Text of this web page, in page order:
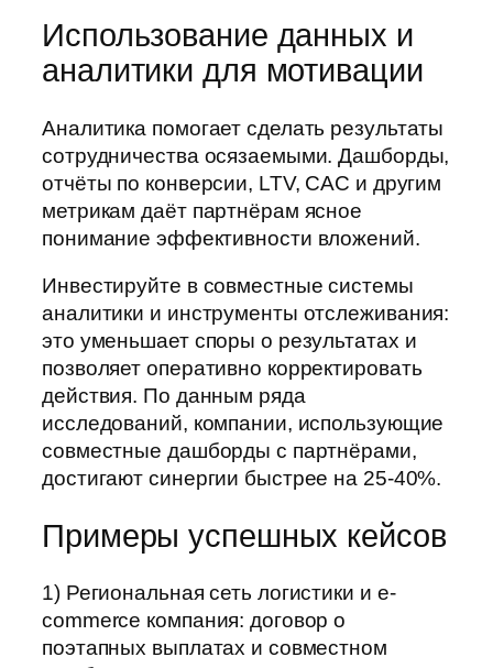
Использование данных и
аналитики для мотивации
Аналитика помогает сделать результаты
сотрудничества осязаемыми. Дашборды,
отчёты по конверсии, LTV, CAC и другим
метрикам даёт партнёрам ясное
понимание эффективности вложений.
Инвестируйте в совместные системы
аналитики и инструменты отслеживания:
это уменьшает споры о результатах и
позволяет оперативно корректировать
действия. По данным ряда
исследований, компании, использующие
совместные дашборды с партнёрами,
достигают синергии быстрее на 25-40%.
Примеры успешных кейсов
1) Региональная сеть логистики и e-
commerce компания: договор о
поэтапных выплатах и совместном